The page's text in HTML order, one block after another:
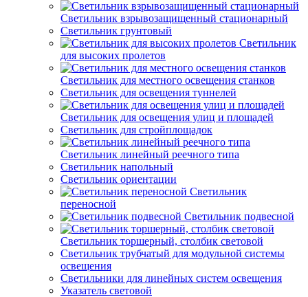
Светильник взрывозащищенный стационарный
Светильник грунтовый
Светильник
для высоких пролетов
Светильник для местного освещения станков
Светильник для освещения туннелей
Светильник для освещения улиц и площадей
Светильник для стройплощадок
Светильник линейный реечного типа
Светильник напольный
Светильник ориентации
Светильник
переносной
Светильник подвесной
Светильник торшерный, столбик световой
Светильник трубчатый для модульной системы
освещения
Светильники для линейных систем освещения
Указатель световой